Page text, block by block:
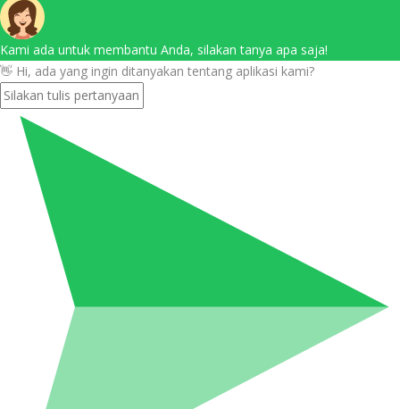
Kami ada untuk membantu Anda, silakan tanya apa saja!
👋 Hi, ada yang ingin ditanyakan tentang aplikasi kami?